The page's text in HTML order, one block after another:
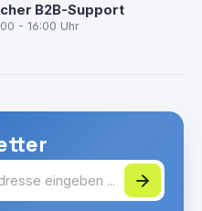
B2B-Support
- 16:00 Uhr